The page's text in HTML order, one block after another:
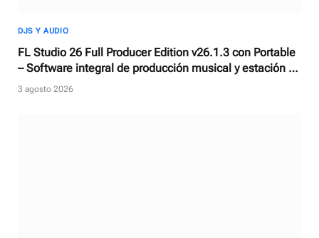
DJS Y AUDIO
FL Studio 26 Full Producer Edition v26.1.3 con Portable
– Software integral de producción musical y estación de
trabajo de audio digital
3 agosto 2026